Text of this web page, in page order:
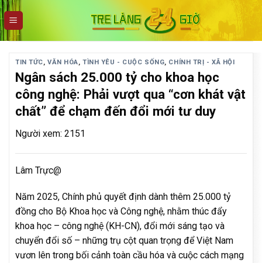
Skip
to
content
TIN TỨC,VĂN HÓA,TÌNH YÊU - CUỘC SỐNG, CHÍNH TRỊ - XÃ HỘI
Ngân sách 25.000 tỷ cho khoa học
công nghệ: Phải vượt qua “cơn khát vật
chất” để chạm đến đổi mới tư duy
Người xem: 2151
Lâm Trực@
Năm 2025, Chính phủ quyết định dành thêm 25.000 tỷ
đồng cho Bộ Khoa học và Công nghệ, nhằm thúc đẩy
khoa học – công nghệ (KH-CN), đổi mới sáng tạo và
chuyển đổi số – những trụ cột quan trọng để Việt Nam
vươn lên trong bối cảnh toàn cầu hóa và cuộc cách mạng